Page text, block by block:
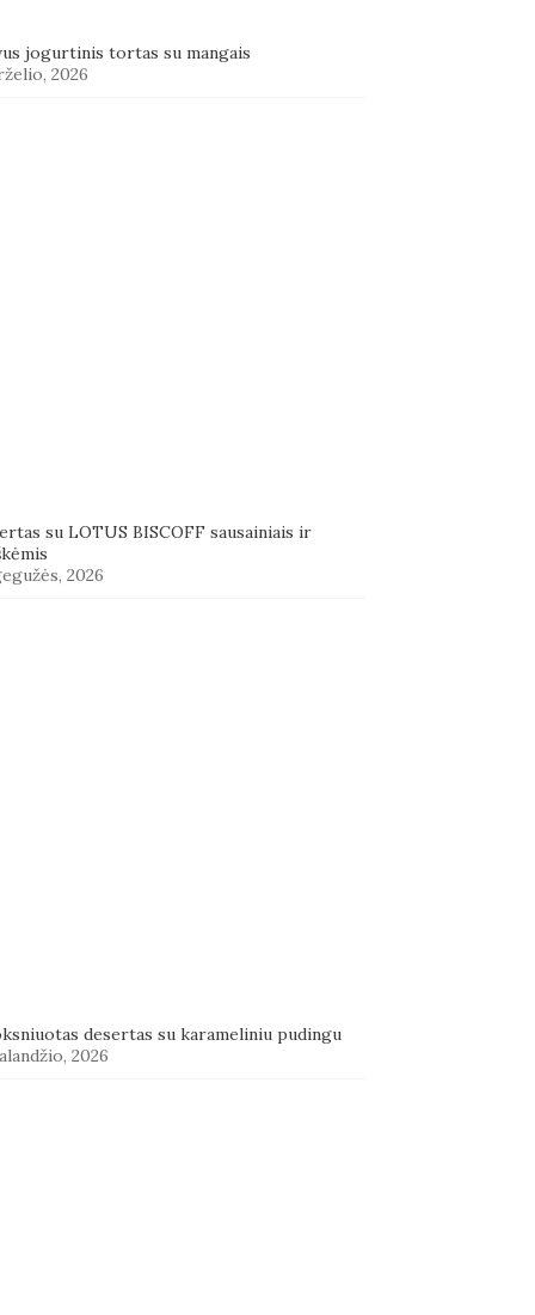
jogurtinis tortas su mangais
2026
su LOTUS BISCOFF sausainiais ir
2026
desertas su karameliniu pudingu
2026